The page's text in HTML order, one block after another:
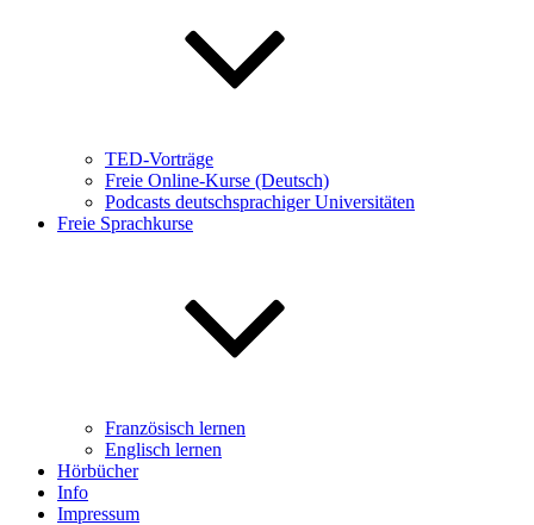
TED-Vorträge
Freie Online-Kurse (Deutsch)
Podcasts deutschsprachiger Universitäten
Freie Sprachkurse
Französisch lernen
Englisch lernen
Hörbücher
Info
Impressum